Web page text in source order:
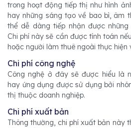
trong hoạt động tiếp thị như hình
hay những sáng tạo về bao bì, âm
thể dễ dàng tiếp nhận được
Chi phí này sẽ cần được tính toán
hoặc người làm thuê ngoài thực hiện
Chi phí công nghệ
Công nghệ ở đây sẽ được hiểu là
hay ứng dụng được sử dụng bởi
thị thuộc doanh nghiệp.
Chi phí xuất bản
Thông thường, chi phí xuất bản này